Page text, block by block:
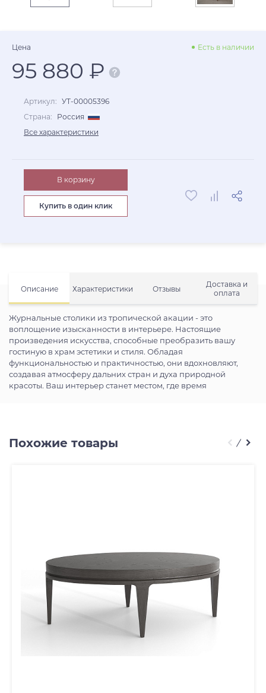
Описание Характеристики Отзывы
Доставка и
оплата
Журнальные столики из тропической акации - это
воплощение изысканности в интерьере. Настоящие
произведения искусства, способные преобразить вашу
гостиную в храм эстетики и стиля. Обладая
функциональностью и практичностью, они вдохновляют,
создавая атмосферу дальних стран и духа природной
красоты. Ваш интерьер станет местом, где время
Цена Есть в наличии
95 880 ₽
Артикул: УТ-00005396
Страна:
Россия
Все характеристики
В корзину
Купить в один клик
Похожие товары